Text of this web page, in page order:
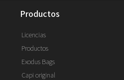
productos
Licencias
Productos
Exodus Bags
Capi original